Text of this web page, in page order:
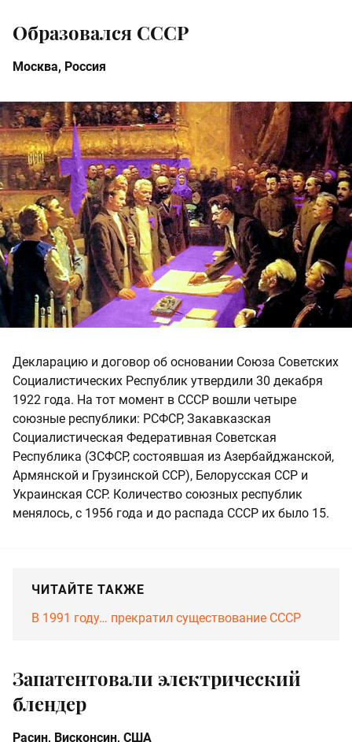
Образовался СССР
Москва, Россия
Декларацию и договор об основании Союза Советских
Социалистических Республик утвердили 30 декабря
1922 года. На тот момент в СССР вошли четыре
союзные республики: РСФСР, Закавказская
Социалистическая Федеративная Советская
Республика (ЗСФСР, состоявшая из Азербайджанской,
Армянской и Грузинской ССР), Белорусская ССР и
Украинская ССР. Количество союзных республик
менялось, с 1956 года и до распада СССР их было 15.
ЧИТАЙТЕ ТАКЖЕ
В 1991 году… прекратил существование СССР
Запатентовали электрический
блендер
Расин, Висконсин, США